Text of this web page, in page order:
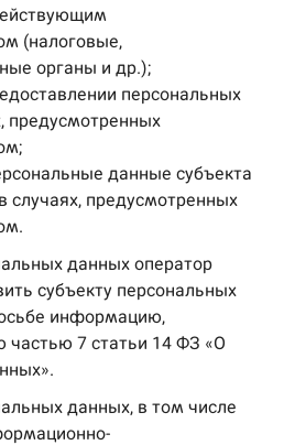
(налоговые,
органы и др.);
персональных
предусмотренных
данные субъекта
случаях, предусмотренных
данных оператор
субъекту персональных
информацию,
частью 7 статьи 14 ФЗ «О
данных, в том числе